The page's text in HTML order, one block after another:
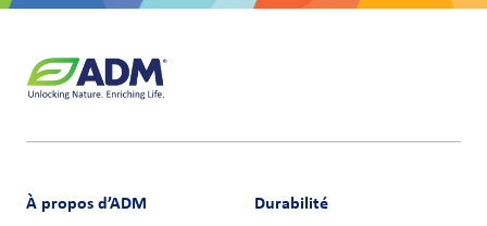
À propos d’ADM Durabilité